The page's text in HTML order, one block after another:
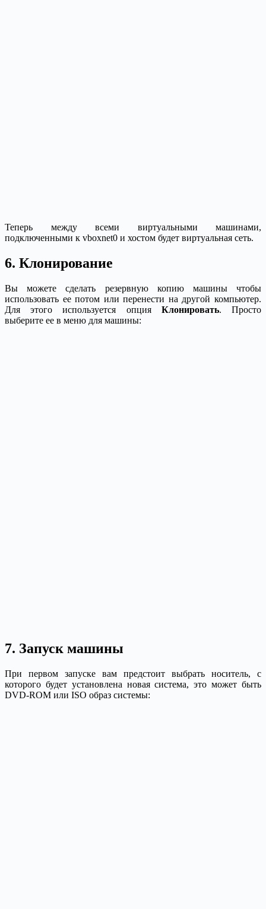
Теперь между всеми виртуальными машинами,
подключенными к vboxnet0 и хостом будет виртуальная сеть.
6. Клонирование
Вы можете сделать резервную копию машины чтобы
использовать ее потом или перенести на другой компьютер.
Для этого используется опция Клонировать. Просто
выберите ее в меню для машины:
7. Запуск машины
При первом запуске вам предстоит выбрать носитель, с
которого будет установлена новая система, это может быть
DVD-ROM или ISO образ системы: